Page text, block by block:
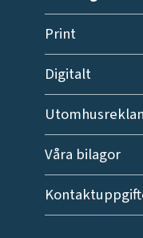
Print
Digitalt
Våra bilagor